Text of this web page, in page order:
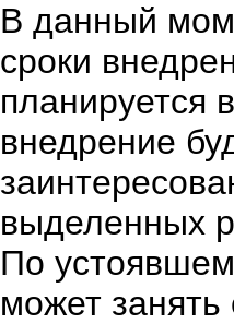
В данный
сроки
планируется
внедрение
выделенных
По
может